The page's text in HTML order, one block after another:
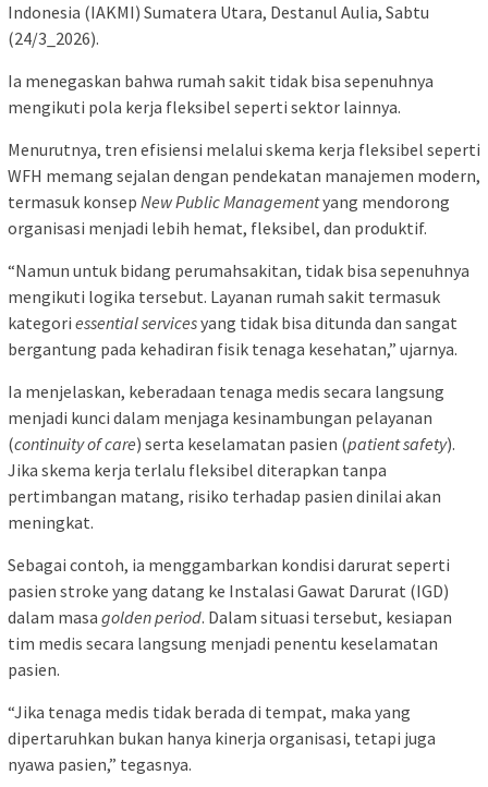
Indonesia (IAKMI) Sumatera Utara, Destanul Aulia, Sabtu
(24/3_2026).
Ia menegaskan bahwa rumah sakit tidak bisa sepenuhnya
mengikuti pola kerja fleksibel seperti sektor lainnya.
Menurutnya, tren efisiensi melalui skema kerja fleksibel seperti
WFH memang sejalan dengan pendekatan manajemen modern,
termasuk konsep New Public Managementyang mendorong
organisasi menjadi lebih hemat, fleksibel, dan produktif.
“Namun untuk bidang perumahsakitan, tidak bisa sepenuhnya
mengikuti logika tersebut. Layanan rumah sakit termasuk
kategori essential servicesyang tidak bisa ditunda dan sangat
bergantung pada kehadiran fisik tenaga kesehatan,” ujarnya.
Ia menjelaskan, keberadaan tenaga medis secara langsung
menjadi kunci dalam menjaga kesinambungan pelayanan
(continuity of care) serta keselamatan pasien (patient safety).
Jika skema kerja terlalu fleksibel diterapkan tanpa
pertimbangan matang, risiko terhadap pasien dinilai akan
meningkat.
Sebagai contoh, ia menggambarkan kondisi darurat seperti
pasien stroke yang datang ke Instalasi Gawat Darurat (IGD)
dalam masa golden period. Dalam situasi tersebut, kesiapan
tim medis secara langsung menjadi penentu keselamatan
pasien.
“Jika tenaga medis tidak berada di tempat, maka yang
dipertaruhkan bukan hanya kinerja organisasi, tetapi juga
nyawa pasien,” tegasnya.